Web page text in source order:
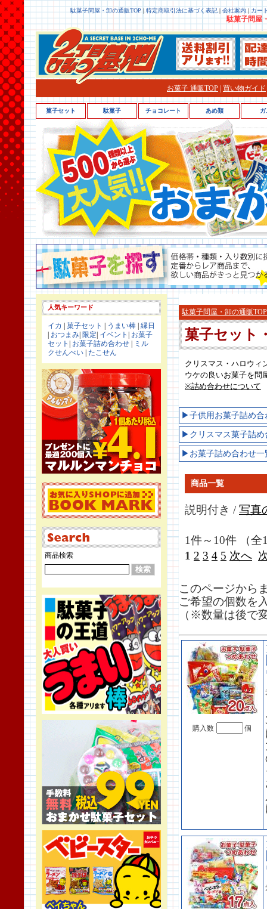
駄菓子問屋・卸の通販TOP |特定商取引法に基づく表記|会社案内 | カー
駄菓子問屋
お菓子 通販TOP 買い物ガイド
人気キーワード
イカ 菓子セット うまい棒 縁日
おつまみ 限定 イベント
お菓子
セット
お菓子詰め合わせ
ミル
クせんべい たこせん
商品検索
駄菓子問屋・卸の通販TOP
菓子セット
クリスマス・ハロウィ
ウケの良いお菓子を問
※詰め合わせについて
▶子供用お菓子詰め合
▶クリスマス菓子詰め
▶お菓子詰め合わせ一
商品一覧
説明付き /写真
1件～10件 （
1 2 3 4 5 次へ
このページから
ご希望の個数を
（※数量は後で
購入数 個